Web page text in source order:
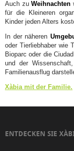
Auch zuWeihnachten
für die Kleineren
Kinder jeden Alters
In der näheren
oder Tierliebhaber wie
Bioparc oder die
und der
Familienausflug
Xàbia mit der Familie.
ENTDECKEN SIE